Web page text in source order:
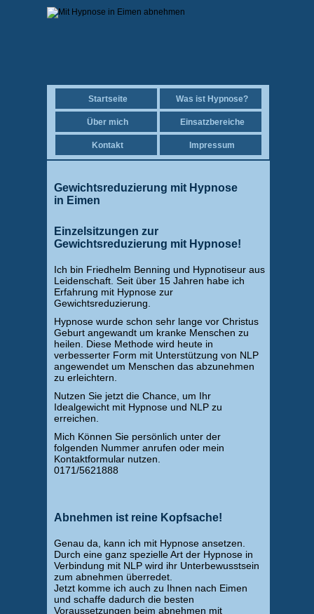
Startseite Was ist Hypnose?
Über mich Einsatzbereiche
Kontakt Impressum
Gewichtsreduzierung mit Hypnose
in Eimen
Einzelsitzungen zur
Gewichtsreduzierung mit Hypnose!
Ich bin Friedhelm Benning und Hypnotiseur aus
Leidenschaft. Seit über 15 Jahren habe ich
Erfahrung mit Hypnose zur
Gewichtsreduzierung.
Hypnose wurde schon sehr lange vor Christus
Geburt angewandt um kranke Menschen zu
heilen. Diese Methode wird heute in
verbesserter Form mit Unterstützung von NLP
angewendet um Menschen das abzunehmen
zu erleichtern.
Nutzen Sie jetzt die Chance, um Ihr
Idealgewicht mit Hypnose und NLP zu
erreichen.
Mich Können Sie persönlich unter der
folgenden Nummer anrufen oder mein
Kontaktformular nutzen.
0171/5621888
Abnehmen ist reine Kopfsache!
Genau da, kann ich mit Hypnose ansetzen.
Durch eine ganz spezielle Art der Hypnose in
Verbindung mit NLP wird ihr Unterbewusstsein
zum abnehmen überredet.
Jetzt komme ich auch zu Ihnen nach Eimen
und schaffe dadurch die besten
Voraussetzungen beim abnehmen mit